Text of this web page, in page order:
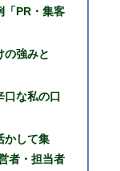
「PR・集客
の強みと
口な私の口
かして集
者・担当者